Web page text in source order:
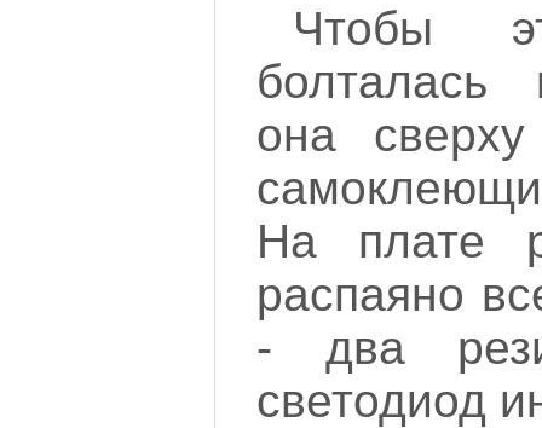
Чтобы
болталась
она
На плате
распаяно
- два
светодиод